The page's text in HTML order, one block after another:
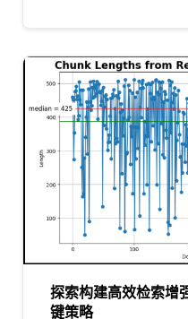
探索构建高效检索增
键策略